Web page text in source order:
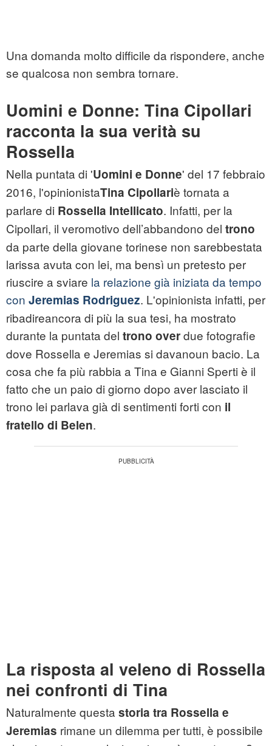
Una domanda molto difficile da rispondere, anche
se qualcosa non sembra tornare.
Uomini e Donne: Tina Cipollari
racconta la sua verità su
Rossella
Nella puntata di 'Uomini e Donne' del 17 febbraio
2016, l'opinionistaTina Cipollariè tornata a
parlare di Rossella Intellicato. Infatti, per la
Cipollari, il veromotivo dell’abbandono del trono
da parte della giovane torinese non sarebbestata
larissa avuta con lei, ma bensì un pretesto per
riuscire a sviare la relazione già iniziata da tempo
con Jeremias Rodriguez. L'opinionista infatti, per
ribadireancora di più la sua tesi, ha mostrato
durante la puntata del trono overdue fotografie
dove Rossella e Jeremias si davanoun bacio. La
cosa che fa più rabbia a Tina e Gianni Sperti è il
fatto che un paio di giorno dopo aver lasciato il
trono lei parlava già di sentimenti forti con il
fratello di Belen.
La risposta al veleno di Rossella
nei confronti di Tina
Naturalmente questa storia tra Rossella e
Jeremias rimane un dilemma per tutti, è possibile